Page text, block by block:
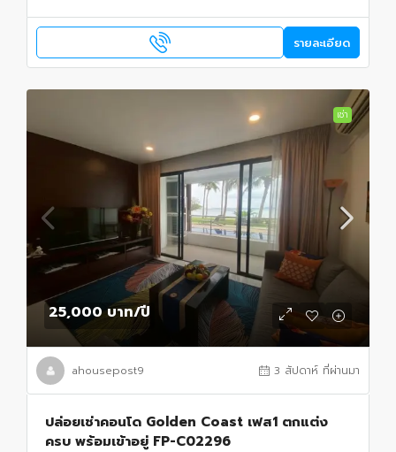
รายละเอียด
เช่า
25,000 บาท/ปี
ahousepost9 3 สัปดาห์ ที่ผ่านมา
ปล่อยเช่าคอนโด Golden Coast เฟส1 ตกแต่ง
ครบ พร้อมเข้าอยู่ FP-C02296